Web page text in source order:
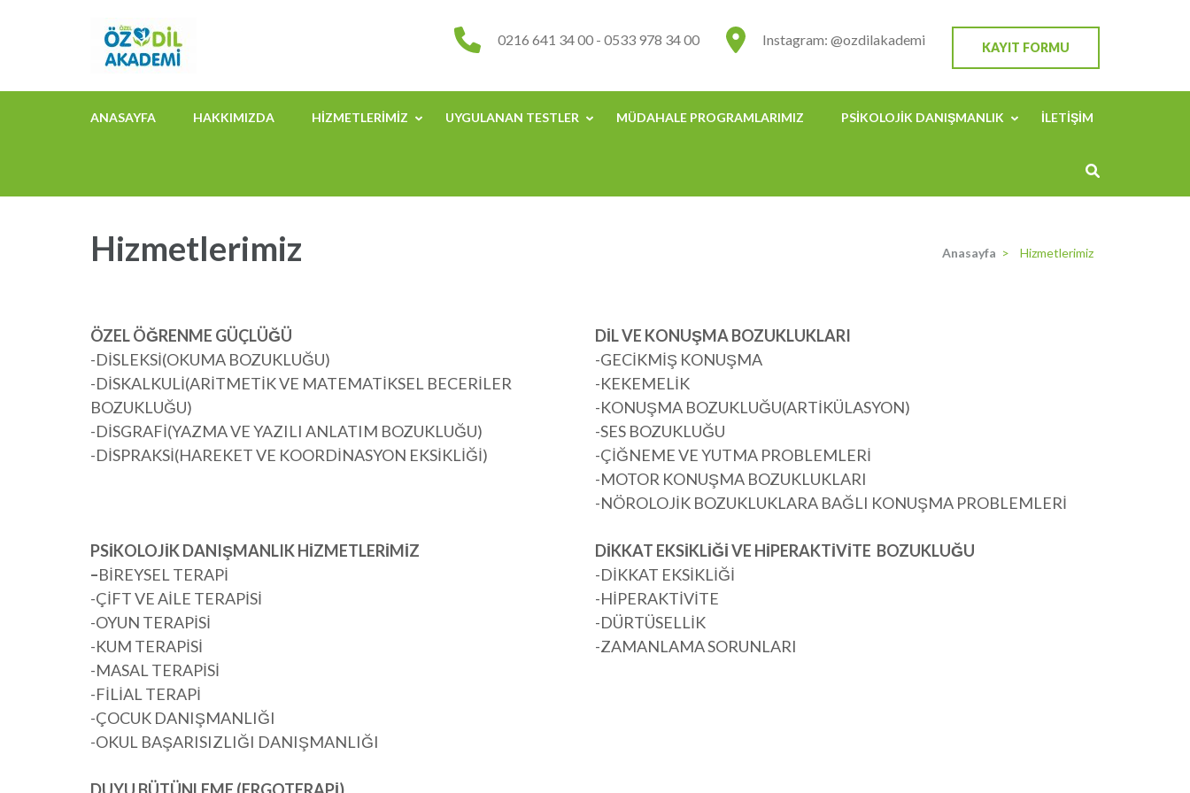
KAYIT FORMU
Instagram: @ozdilakademi
0216 641 34 00 - 0533 978 34 00
ANASAYFA HAKKIMIZDA HIZMETLERIMIZ UYGULANAN TESTLER MÜDAHALE PROGRAMLARIMIZ PSIKOLOJIK DANIŞMANLIK İLETIŞIM
Hizmetlerimiz Anasayfa > Hizmetlerimiz
ÖZEL ÖĞRENME GÜÇLÜĞÜ
-DİSLEKSİ(OKUMA BOZUKLUĞU)
-DİSKALKULİ(ARİTMETİK VE MATEMATİKSEL BECERİLER
BOZUKLUĞU)
-DİSGRAFİ(YAZMA VE YAZILI ANLATIM BOZUKLUĞU)
-DİSPRAKSİ(HAREKET VE KOORDİNASYON EKSİKLİĞİ)
DİL VE KONUŞMA BOZUKLUKLARI
-GECİKMİŞ KONUŞMA
-KEKEMELİK
-KONUŞMA BOZUKLUĞU(ARTİKÜLASYON)
-SES BOZUKLUĞU
-ÇİĞNEME VE YUTMA PROBLEMLERİ
-MOTOR KONUŞMA BOZUKLUKLARI
-NÖROLOJİK BOZUKLUKLARA BAĞLI KONUŞMA PROBLEMLERİ
PSİKOLOJİK DANIŞMANLIK HİZMETLERİMİZ
–BİREYSEL TERAPİ
-ÇİFT VE AİLE TERAPİSİ
-OYUN TERAPİSİ
-KUM TERAPİSİ
-MASAL TERAPİSİ
-FİLİAL TERAPİ
-ÇOCUK DANIŞMANLIĞI
-OKUL BAŞARISIZLIĞI DANIŞMANLIĞI
DİKKAT EKSİKLİĞİ VE HİPERAKTİVİTE BOZUKLUĞU
-DİKKAT EKSİKLİĞİ
-HİPERAKTİVİTE
-DÜRTÜSELLİK
-ZAMANLAMA SORUNLARI